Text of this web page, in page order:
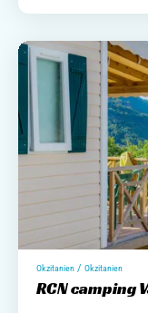
Okzitanien / Okzitanien
RCN camping